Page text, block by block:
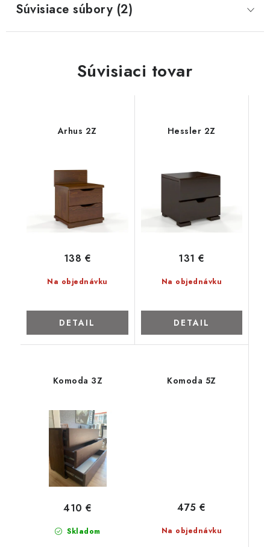
KUCHYNE
NOČNÉ STOLÍKY
Napíšte nám
Obchodné podmienky
Podmienky ochrany osobných údajov
Cookies
O firme
Hodnotenie obchodu
Odstúpenie od zmluvy - vrátenie
Súvisiace súbory (2)
Súvisiaci tovar
Arhus 2Z
Na objednávku
138 €
DETAIL
Hessler 2Z
Na objednávku
131 €
DETAIL
Komoda 3Z
Skladom
410 €
Komoda 5Z
Na objednávku
475 €